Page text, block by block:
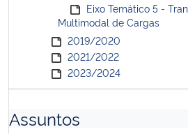
Eixo Temático 5 -
Multimodal de Cargas
2019/2020
2021/2022
2023/2024
Assuntos